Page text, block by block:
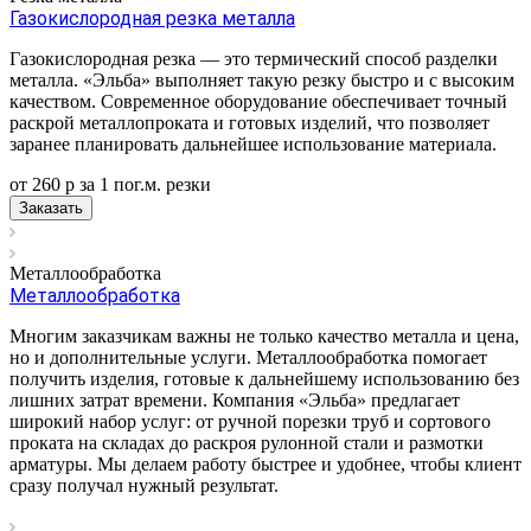
Газокислородная резка металла
Газокислородная резка — это термический способ разделки
металла. «Эльба» выполняет такую резку быстро и с высоким
качеством. Современное оборудование обеспечивает точный
раскрой металлопроката и готовых изделий, что позволяет
заранее планировать дальнейшее использование материала.
от 260 р за 1 пог.м. резки
Заказать
Металлообработка
Металлообработка
Многим заказчикам важны не только качество металла и цена,
но и дополнительные услуги. Металлообработка помогает
получить изделия, готовые к дальнейшему использованию без
лишних затрат времени. Компания «Эльба» предлагает
широкий набор услуг: от ручной порезки труб и сортового
проката на складах до раскроя рулонной стали и размотки
арматуры. Мы делаем работу быстрее и удобнее, чтобы клиент
сразу получал нужный результат.